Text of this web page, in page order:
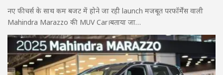
नए फीचर्स के साथ कम बजट में होने जा रही launch मजबूत परफॉर्मेंस वाली
Mahindra Marazzo की MUV Car।बताया जा…